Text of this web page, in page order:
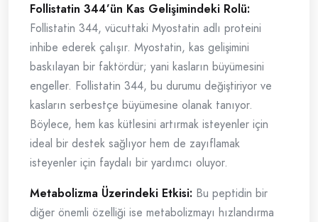
Follistatin 344’ün Kas Gelişimindeki Rolü:
Follistatin 344, vücuttaki Myostatin adlı proteini
inhibe ederek çalışır. Myostatin, kas gelişimini
baskılayan bir faktördür; yani kasların büyümesini
engeller. Follistatin 344, bu durumu değiştiriyor ve
kasların serbestçe büyümesine olanak tanıyor.
Böylece, hem kas kütlesini artırmak isteyenler için
ideal bir destek sağlıyor hem de zayıflamak
isteyenler için faydalı bir yardımcı oluyor.
Metabolizma Üzerindeki Etkisi: Bu peptidin bir
diğer önemli özelliği ise metabolizmayı hızlandırma